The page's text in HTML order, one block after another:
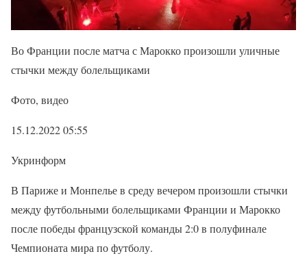
Во Франции после матча с Марокко произошли уличные
стычки между болельщиками
Фото, видео
15.12.2022 05:55
Укринформ
В Париже и Монпелье в среду вечером произошли стычки
между футбольными болельщиками Франции и Марокко
после победы французской команды 2:0 в полуфинале
Чемпионата мира по футболу.